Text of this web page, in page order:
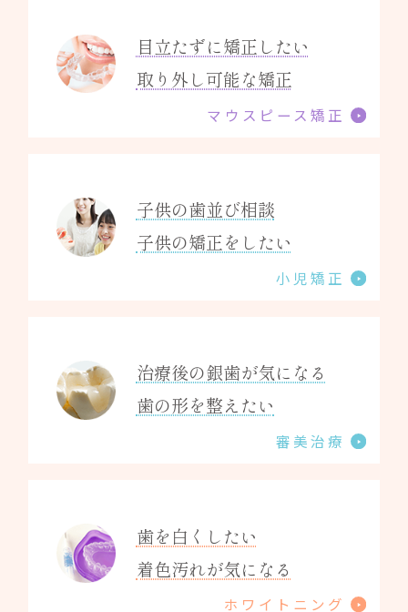
目立たずに矯正したい
取り外し可能な矯正
マウスピース矯正
子供の歯並び相談
子供の矯正をしたい
小児矯正
治療後の銀歯が気になる
歯の形を整えたい
審美治療
歯を白くしたい
着色汚れが気になる
ホワイトニング